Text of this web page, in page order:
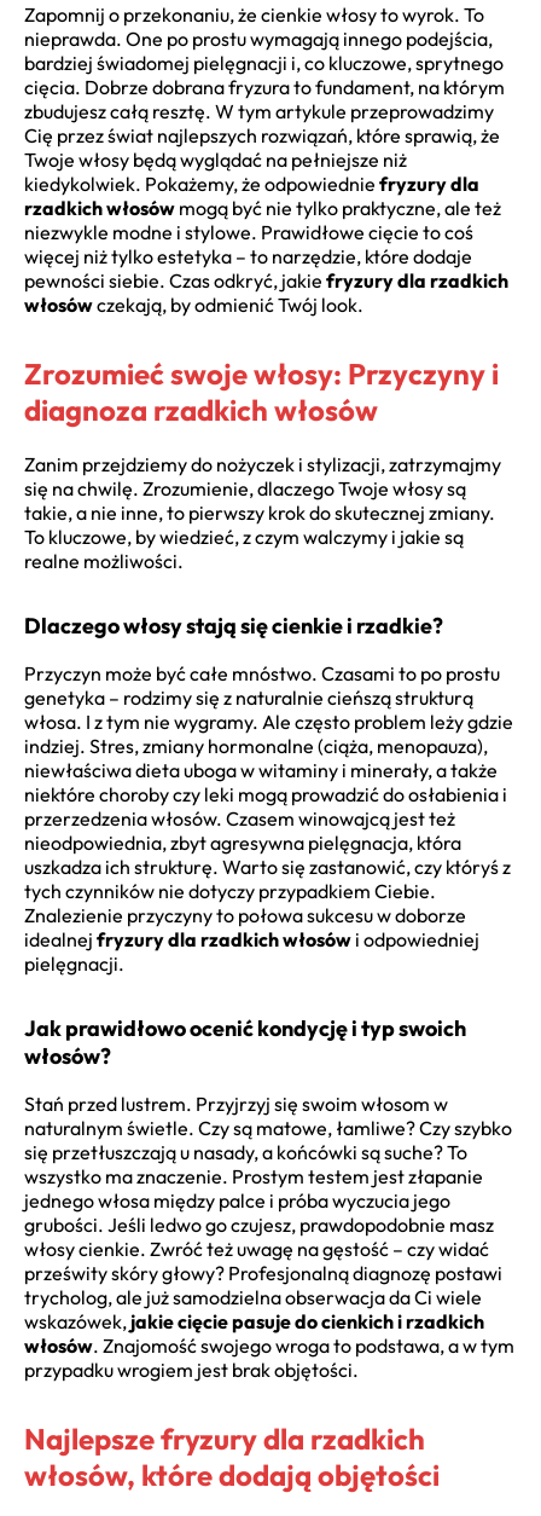
Zapomnij o przekonaniu, że cienkie włosy to wyrok. To
nieprawda. One po prostu wymagają innego podejścia,
bardziej świadomej pielęgnacji i, co kluczowe, sprytnego
cięcia. Dobrze dobrana fryzura to fundament, na którym
zbudujesz całą resztę. W tym artykule przeprowadzimy
Cię przez świat najlepszych rozwiązań, które sprawią, że
Twoje włosy będą wyglądać na pełniejsze niż
kiedykolwiek. Pokażemy, że odpowiednie fryzury dla
rzadkich włosów mogą być nie tylko praktyczne, ale też
niezwykle modne i stylowe. Prawidłowe cięcie to coś
więcej niż tylko estetyka – to narzędzie, które dodaje
pewności siebie. Czas odkryć, jakie fryzury dla rzadkich
włosówczekają, by odmienić Twój look.
Zrozumieć swoje włosy: Przyczyny i
diagnoza rzadkich włosów
Zanim przejdziemy do nożyczek i stylizacji, zatrzymajmy
się na chwilę. Zrozumienie, dlaczego Twoje włosy są
takie, a nie inne, to pierwszy krok do skutecznej zmiany.
To kluczowe, by wiedzieć, z czym walczymy i jakie są
realne możliwości.
Dlaczego włosy stają się cienkie i rzadkie?
Przyczyn może być całe mnóstwo. Czasami to po prostu
genetyka – rodzimy się z naturalnie cieńszą strukturą
włosa. I z tym nie wygramy. Ale często problem leży gdzie
indziej. Stres, zmiany hormonalne (ciąża, menopauza),
niewłaściwa dieta uboga w witaminy i minerały, a także
niektóre choroby czy leki mogą prowadzić do osłabienia i
przerzedzenia włosów. Czasem winowajcą jest też
nieodpowiednia, zbyt agresywna pielęgnacja, która
uszkadza ich strukturę. Warto się zastanowić, czy któryś z
tych czynników nie dotyczy przypadkiem Ciebie.
Znalezienie przyczyny to połowa sukcesu w doborze
idealnej fryzury dla rzadkich włosów i odpowiedniej
pielęgnacji.
Jak prawidłowo ocenić kondycję i typ swoich
włosów?
Stań przed lustrem. Przyjrzyj się swoim włosom w
naturalnym świetle. Czy są matowe, łamliwe? Czy szybko
się przetłuszczają u nasady, a końcówki są suche? To
wszystko ma znaczenie. Prostym testem jest złapanie
jednego włosa między palce i próba wyczucia jego
grubości. Jeśli ledwo go czujesz, prawdopodobnie masz
włosy cienkie. Zwróć też uwagę na gęstość – czy widać
prześwity skóry głowy? Profesjonalną diagnozę postawi
trycholog, ale już samodzielna obserwacja da Ci wiele
wskazówek, jakie cięcie pasuje do cienkich i rzadkich
włosów. Znajomość swojego wroga to podstawa, a w tym
przypadku wrogiem jest brak objętości.
Najlepsze fryzury dla rzadkich
włosów, które dodają objętości